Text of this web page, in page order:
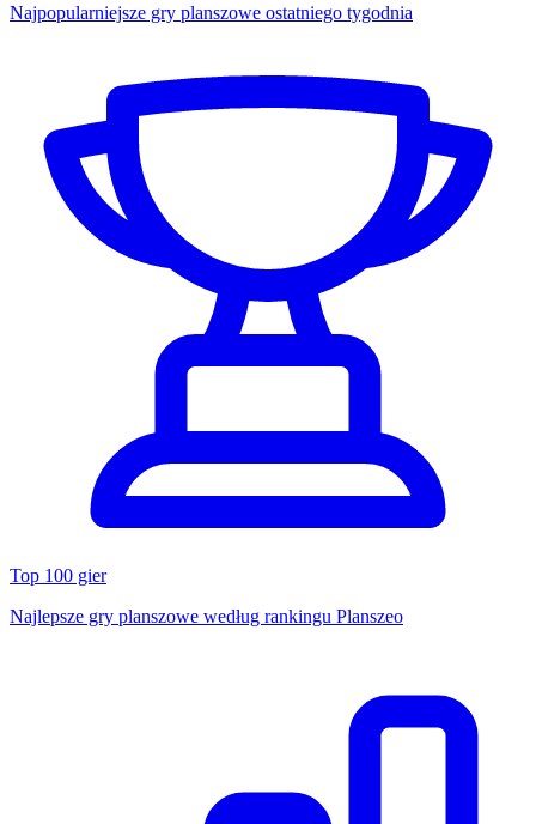
Najpopularniejsze gry planszowe ostatniego tygodnia
Top 100 gier
Najlepsze gry planszowe według rankingu Planszeo